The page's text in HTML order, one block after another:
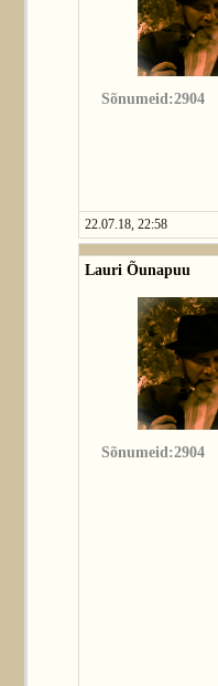
Sõnumeid:2904
22.07.18, 22:58
Lauri Õunapuu
Sõnumeid:2904